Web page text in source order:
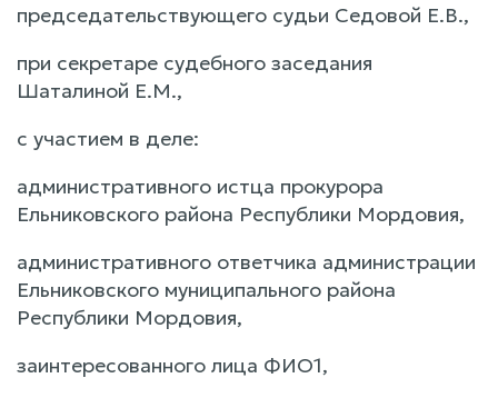
председательствующего судьи Седовой Е.В.,
при секретаре судебного заседания
Шаталиной Е.М.,
с участием в деле:
административного истца прокурора
Ельниковского района Республики Мордовия,
административного ответчика администрации
Ельниковского муниципального района
Республики Мордовия,
заинтересованного лица ФИО1,